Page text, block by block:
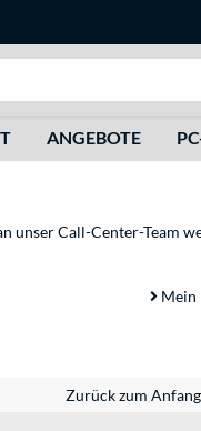
ANGEBOTE
unser Call-Center-Team
Mein
Zurück zum Anfang